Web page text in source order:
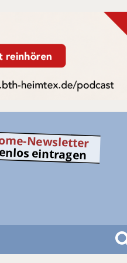
Newsletter
eintragen
S